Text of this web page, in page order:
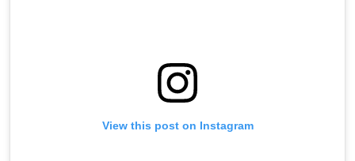
View this post on Instagram